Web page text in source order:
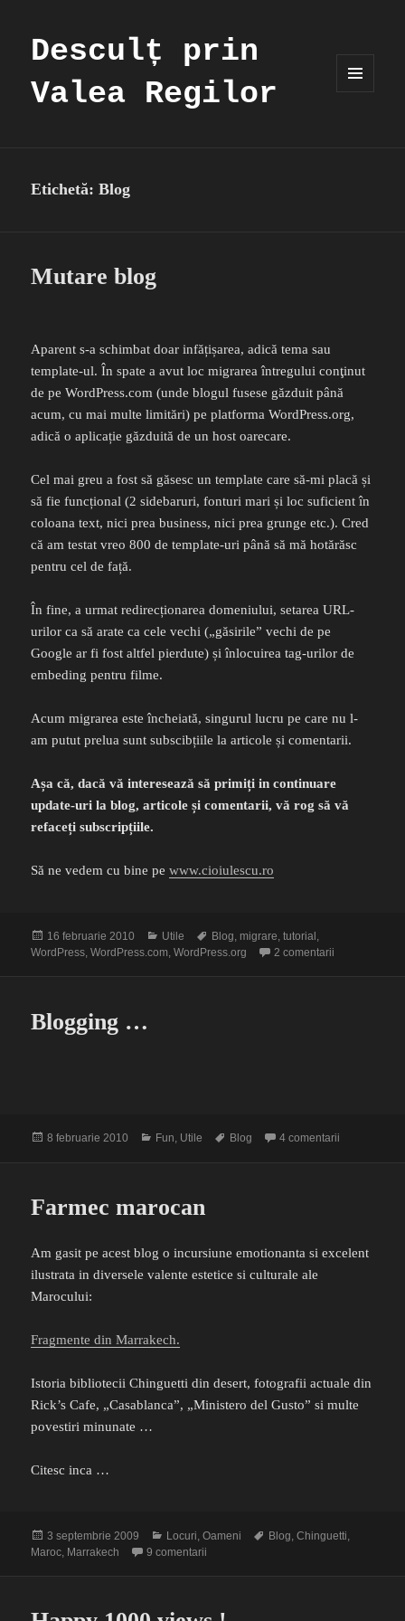
Desculț prin
Valea Regilor
Etichetă:Blog
Mutare blog
Aparent s-a schimbat doar infățișarea, adică tema sau
template-ul. În spate a avut loc migrarea întregului conţinut
de pe WordPress.com (unde blogul fusese găzduit până
acum, cu mai multe limitări) pe platforma WordPress.org,
adică o aplicație găzduită de un host oarecare.
Cel mai greu a fost să găsesc un template care să-mi placă și
să fie funcțional (2 sidebaruri, fonturi mari și loc suficient în
coloana text, nici prea business, nici prea grunge etc.). Cred
că am testat vreo 800 de template-uri până să mă hotărăsc
pentru cel de față.
În fine, a urmat redirecționarea domeniului, setarea URL-
urilor ca să arate ca cele vechi („găsirile” vechi de pe
Google ar fi fost altfel pierdute) și înlocuirea tag-urilor de
embeding pentru filme.
Acum migrarea este încheiată, singurul lucru pe care nu l-
am putut prelua sunt subscibțiile la articole și comentarii.
Așa că, dacă vă interesează să primiți in continuare
update-uri la blog, articole și comentarii, vă rog să vă
refaceți subscripțiile.
Să ne vedem cu bine pewww.cioiulescu.ro
Publicat
pe
16 februarie 2010 Categorii
Utile Etichete
Blog, migrare,tutorial ,
WordPress,WordPress.com,WordPress.org 2 comentarii
Blogging …
Publicat
8 februarie 2010 Categorii
Fun, Utile Etichete
Blog 4 comentarii
Farmec marocan
Am gasit pe acest blog o incursiune emotionanta si excelent
ilustrata in diversele valente estetice si culturale ale
Marocului:
Fragmente din Marrakech.
Istoria bibliotecii Chinguetti din desert, fotografii actuale din
Rick’s Cafe, „Casablanca”, „Ministero del Gusto” si multe
povestiri minunate …
Citesc inca …
Publicat
pe
3 septembrie 2009 Categorii
Locuri ,Oameni Etichete
Blog ,Chinguetti
Maroc Marrakech 9 comentarii